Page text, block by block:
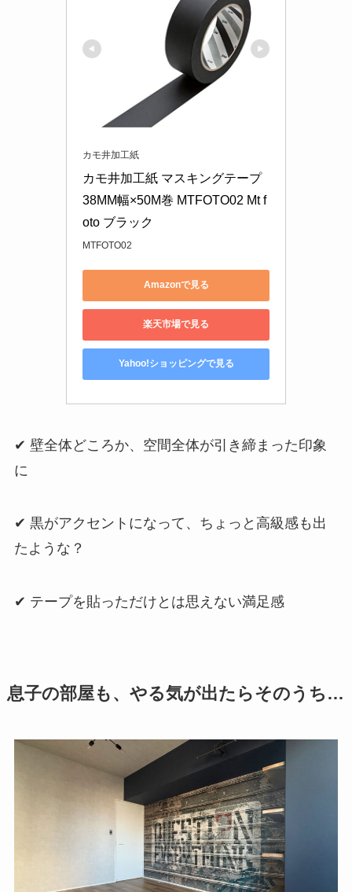
カモ井加工紙
カモ井加工紙 マスキングテープ
38MM幅×50M巻 MTFOTO02 Mt f
oto ブラック
MTFOTO02
Amazonで見る
楽天市場で見る
Yahoo!ショッピングで見る
✔ 壁全体どころか、空間全体が引き締まった印象
に
✔ 黒がアクセントになって、ちょっと高級感も出
たような？
✔ テープを貼っただけとは思えない満足感
息子の部屋も、やる気が出たらそのうち…